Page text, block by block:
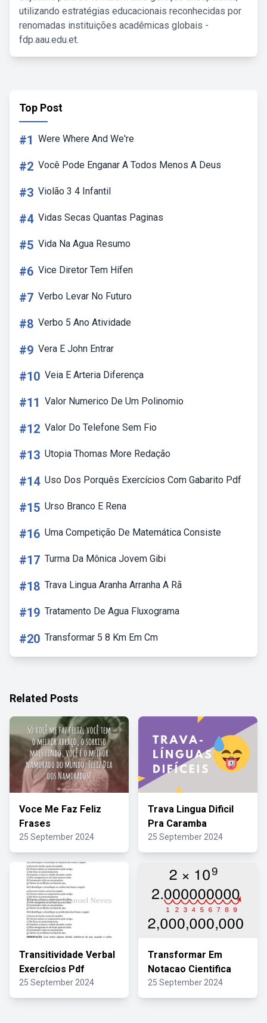
utilizando estratégias educacionais reconhecidas por
renomadas instituições acadêmicas globais -
fdp.aau.edu.et.
Top Post
#1 Were Where And We're
#2 Você Pode Enganar A Todos Menos A Deus
#3 Violão 3 4 Infantil
#4 Vidas Secas Quantas Paginas
#5 Vida Na Agua Resumo
#6 Vice Diretor Tem Hífen
#7 Verbo Levar No Futuro
#8 Verbo 5 Ano Atividade
#9 Vera E John Entrar
#10 Veia E Arteria Diferença
#11 Valor Numerico De Um Polinomio
#12 Valor Do Telefone Sem Fio
#13 Utopia Thomas More Redação
#14 Uso Dos Porquês Exercícios Com Gabarito Pdf
#15 Urso Branco E Rena
#16 Uma Competição De Matemática Consiste
#17 Turma Da Mônica Jovem Gibi
#18 Trava Lingua Aranha Arranha A Rã
#19 Tratamento De Agua Fluxograma
#20 Transformar 5 8 Km Em Cm
Related Posts
Voce Me Faz Feliz
Frases
25 September 2024
Trava Lingua Dificil
Pra Caramba
25 September 2024
Transitividade Verbal
Exercícios Pdf
25 September 2024
Transformar Em
Notacao Cientifica
25 September 2024